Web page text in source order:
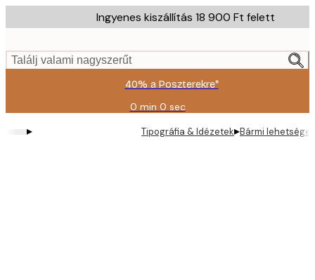
to
content.
Ingyenes kiszállítás 18 900 Ft felett
Találj valami nagyszerűt
40% a Poszterekre*
0 min 0 sec
Érvényes:
2026-
08-
▸ Tipográfia & Idézetek▸Bármi